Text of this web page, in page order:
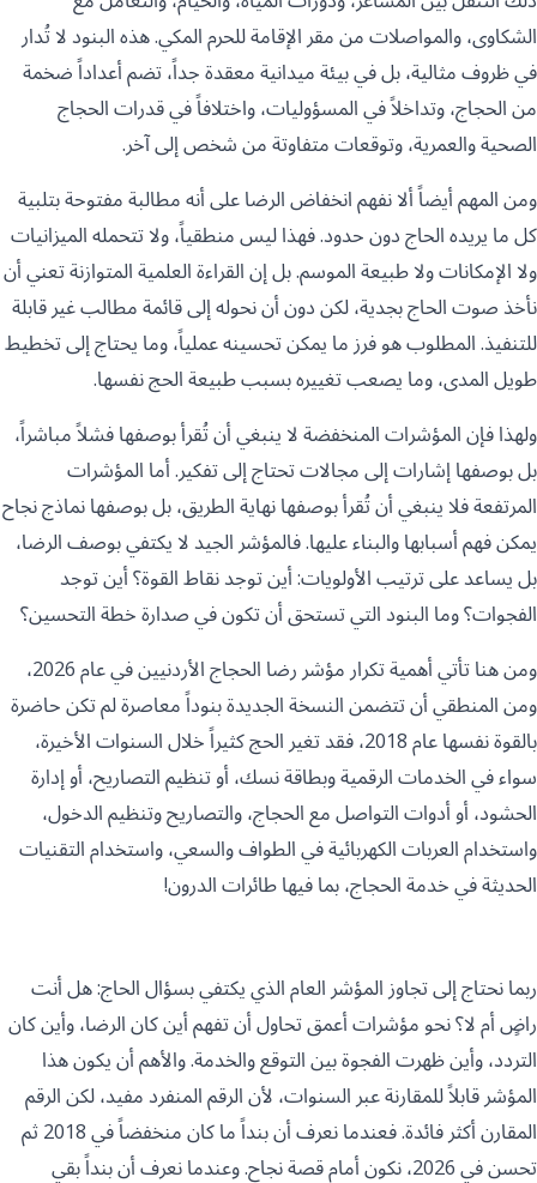
الشكاوى، والمواصلات من مقر الإقامة للحرم المكي. هذه البنود لا تُدار
في ظروف مثالية، بل في بيئة ميدانية معقدة جداً، تضم أعداداً ضخمة
من الحجاج، وتداخلاً في المسؤوليات، واختلافاً في قدرات الحجاج
الصحية والعمرية، وتوقعات متفاوتة من شخص إلى آخر.
ومن المهم أيضاً ألا نفهم انخفاض الرضا على أنه مطالبة مفتوحة بتلبية
كل ما يريده الحاج دون حدود. فهذا ليس منطقياً، ولا تتحمله الميزانيات
ولا الإمكانات ولا طبيعة الموسم. بل إن القراءة العلمية المتوازنة تعني أن
نأخذ صوت الحاج بجدية، لكن دون أن نحوله إلى قائمة مطالب غير قابلة
للتنفيذ. المطلوب هو فرز ما يمكن تحسينه عملياً، وما يحتاج إلى تخطيط
طويل المدى، وما يصعب تغييره بسبب طبيعة الحج نفسها.
ولهذا فإن المؤشرات المنخفضة لا ينبغي أن تُقرأ بوصفها فشلاً مباشراً،
بل بوصفها إشارات إلى مجالات تحتاج إلى تفكير. أما المؤشرات
المرتفعة فلا ينبغي أن تُقرأ بوصفها نهاية الطريق، بل بوصفها نماذج نجاح
يمكن فهم أسبابها والبناء عليها. فالمؤشر الجيد لا يكتفي بوصف الرضا،
بل يساعد على ترتيب الأولويات: أين توجد نقاط القوة؟ أين توجد
الفجوات؟ وما البنود التي تستحق أن تكون في صدارة خطة التحسين؟
ومن هنا تأتي أهمية تكرار مؤشر رضا الحجاج الأردنيين في عام 2026،
ومن المنطقي أن تتضمن النسخة الجديدة بنوداً معاصرة لم تكن حاضرة
بالقوة نفسها عام 2018، فقد تغير الحج كثيراً خلال السنوات الأخيرة،
سواء في الخدمات الرقمية وبطاقة نسك، أو تنظيم التصاريح، أو إدارة
الحشود، أو أدوات التواصل مع الحجاج، والتصاريح وتنظيم الدخول،
واستخدام العربات الكهربائية في الطواف والسعي، واستخدام التقنيات
الحديثة في خدمة الحجاج، بما فيها طائرات الدرون!
ربما نحتاج إلى تجاوز المؤشر العام الذي يكتفي بسؤال الحاج: هل أنت
راضٍ أم لا؟ نحو مؤشرات أعمق تحاول أن تفهم أين كان الرضا، وأين كان
التردد، وأين ظهرت الفجوة بين التوقع والخدمة. والأهم أن يكون هذا
المؤشر قابلاً للمقارنة عبر السنوات، لأن الرقم المنفرد مفيد، لكن الرقم
المقارن أكثر فائدة. فعندما نعرف أن بنداً ما كان منخفضاً في 2018 ثم
تحسن في 2026، نكون أمام قصة نجاح. وعندما نعرف أن بنداً بقي